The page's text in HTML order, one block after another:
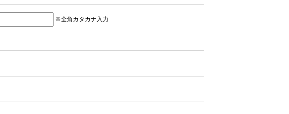
※全角カタカナ入力